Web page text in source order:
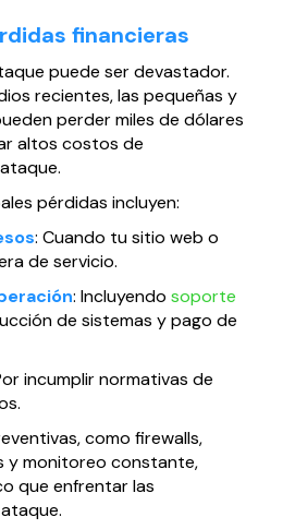
financieras
puede ser devastador.
recientes, las pequeñas y
perder miles de dólares
altos costos de
pérdidas incluyen:
: Cuando tu sitio web o
de servicio.
: Incluyendo soporte
de sistemas y pago de
incumplir normativas de
como firewalls,
y monitoreo constante,
que enfrentar las